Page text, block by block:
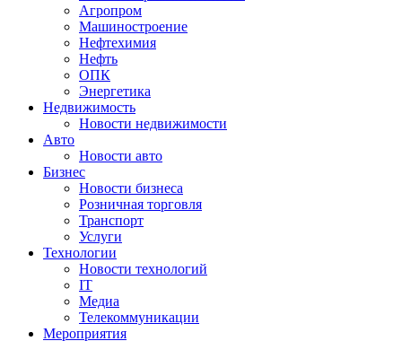
Агропром
Машиностроение
Нефтехимия
Нефть
ОПК
Энергетика
Недвижимость
Новости недвижимости
Авто
Новости авто
Бизнес
Новости бизнеса
Розничная торговля
Транспорт
Услуги
Технологии
Новости технологий
IT
Медиа
Телекоммуникации
Мероприятия